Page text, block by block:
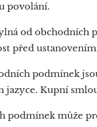
povolání.
od obchodních
před
podmínek
jazyce. Kupní
podmínek může